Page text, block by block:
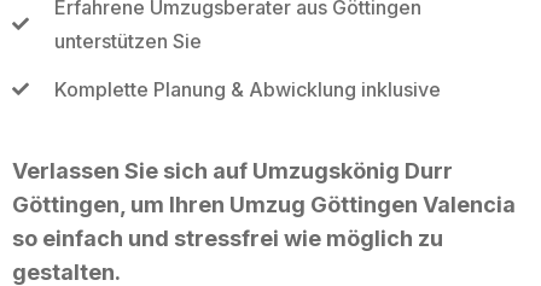
Erfahrene Umzugsberater aus Göttingen
unterstützen Sie
Komplette Planung & Abwicklung inklusive
Verlassen Sie sich auf Umzugskönig Durr
Göttingen, um Ihren Umzug Göttingen Valencia
so einfach und stressfrei wie möglich zu
gestalten.